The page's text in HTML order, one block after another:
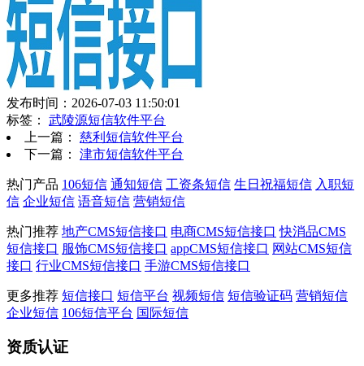
发布时间：2026-07-03 11:50:01
标签： 武陵源短信软件平台
上一篇： 慈利短信软件平台
下一篇： 津市短信软件平台
热门产品 106短信 通知短信 工资条短信 生日祝福短信 入职短
信 企业短信 语音短信 营销短信
热门推荐 地产CMS短信接口 电商CMS短信接口 快消品CMS
短信接口 服饰CMS短信接口 appCMS短信接口 网站CMS短信
接口 行业CMS短信接口 手游CMS短信接口
更多推荐 短信接口 短信平台 视频短信 短信验证码 营销短信
企业短信 106短信平台 国际短信
资质认证